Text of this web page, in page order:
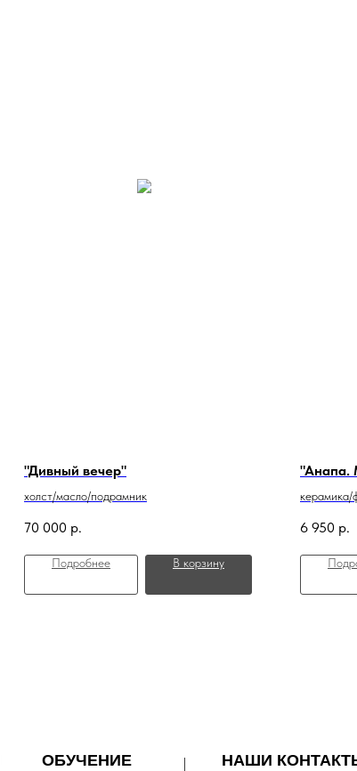
"Дивный вечер"
холст/масло/подрамник
70 000 р.
Подробнее В корзину
"Анапа.
керамика/
6 950 р.
ОБУЧЕНИЕ НАШИ